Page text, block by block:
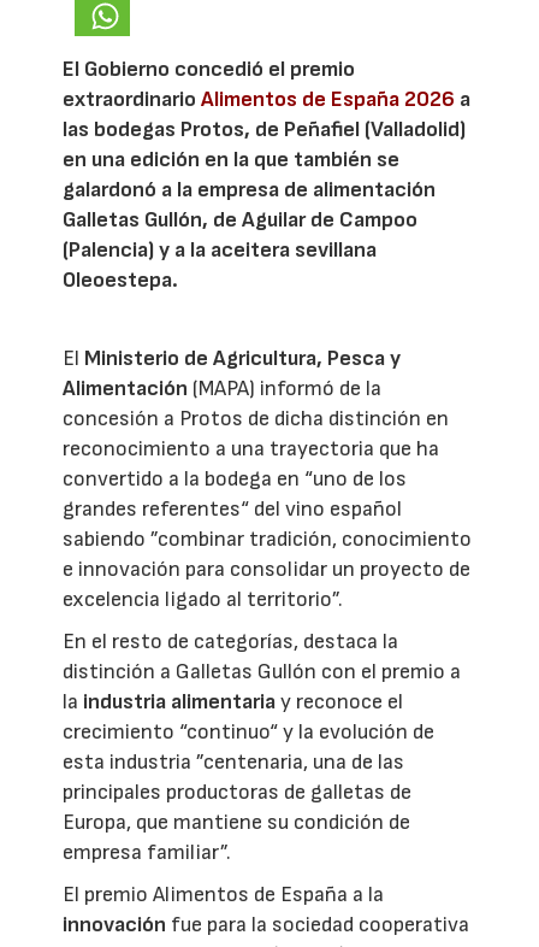
El Gobierno concedió el premio
extraordinarioAlimentos de España 2026 a
las bodegas Protos, de Peñafiel (Valladolid)
en una edición en la que también se
galardonó a la empresa de alimentación
Galletas Gullón, de Aguilar de Campoo
(Palencia) y a la aceitera sevillana
Oleoestepa.
El Ministerio de Agricultura, Pesca y
Alimentación (MAPA) informó de la
concesión a Protos de dicha distinción en
reconocimiento a una trayectoria que ha
convertido a la bodega en “uno de los
grandes referentes“ del vino español
sabiendo ”combinar tradición, conocimiento
e innovación para consolidar un proyecto de
excelencia ligado al territorio”.
En el resto de categorías, destaca la
distinción a Galletas Gullón con el premio a
la industria alimentariay reconoce el
crecimiento “continuo“ y la evolución de
esta industria ”centenaria, una de las
principales productoras de galletas de
Europa, que mantiene su condición de
empresa familiar”.
El premio Alimentos de España a la
innovación fue para la sociedad cooperativa